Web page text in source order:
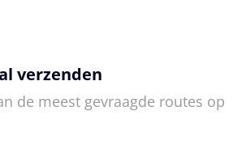
verzenden
de meest gevraagde routes op